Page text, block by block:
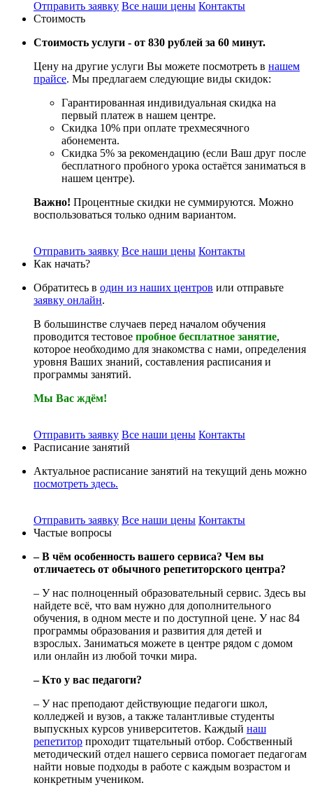
Отправить заявку Все наши цены Контакты
Стоимость
Стоимость услуги - от 830 рублей за 60 минут.
Цену на другие услуги Вы можете посмотреть в нашем
прайсе. Мы предлагаем следующие виды скидок:
Гарантированная индивидуальная скидка на
первый платеж в нашем центре.
Скидка 10% при оплате трехмесячного
абонемента.
Скидка 5% за рекомендацию (если Ваш друг после
бесплатного пробного урока остаётся заниматься в
нашем центре).
Важно! Процентные скидки не суммируются. Можно
воспользоваться только одним вариантом.
Отправить заявку Все наши цены Контакты
Как начать?
Обратитесь в один из наших центров или отправьте
заявку онлайн.
В большинстве случаев перед началом обучения
проводится тестовое пробное бесплатное занятие,
которое необходимо для знакомства с нами, определения
уровня Ваших знаний, составления расписания и
программы занятий.
Мы Вас ждём!
Отправить заявку Все наши цены Контакты
Расписание занятий
Актуальное расписание занятий на текущий день можно
посмотреть здесь.
Отправить заявку Все наши цены Контакты
Частые вопросы
– В чём особенность вашего сервиса? Чем вы
отличаетесь от обычного репетиторского центра?
– У нас полноценный образовательный сервис. Здесь вы
найдете всё, что вам нужно для дополнительного
обучения, в одном месте и по доступной цене. У нас 84
программы образования и развития для детей и
взрослых. Заниматься можете в центре рядом с домом
или онлайн из любой точки мира.
– Кто у вас педагоги?
– У нас преподают действующие педагоги школ,
колледжей и вузов, а также талантливые студенты
выпускных курсов университетов. Каждый наш
репетитор проходит тщательный отбор. Собственный
методический отдел нашего сервиса помогает педагогам
найти новые подходы в работе с каждым возрастом и
конкретным учеником.